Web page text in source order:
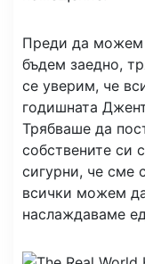
Преди да можем
бъдем заедно,
се уверим, че
годишната
Трябваше да
собствените си
сигурни, че сме
всички можем
наслаждаваме